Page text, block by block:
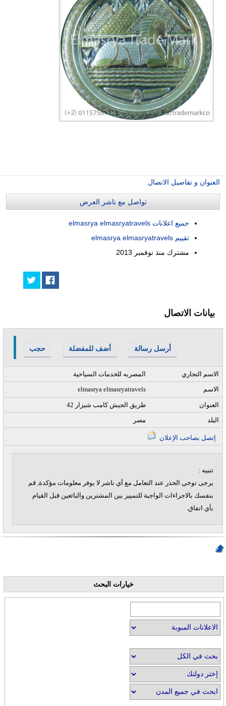
العنوان و تفاصيل الاتصال
تواصل مع ناشر العرض
جميع اعلانات elmasrya elmasryatravels
تقييم elmasrya elmasryatravels
مشترك منذ نوفمبر 2013
بيانات الاتصال
حجب أضف للمفضلة أرسل رسالة
المصريه للخدمات السياحية
الاسم التجاري
elmasrya elmasryatravels
الاسم
42 طريق الجيش كامب شيزار
العنوان
مصر
البلد
تنبيه :
يرجى توخي الحذر عند التعامل مع أي ناشر لا يوفر معلومات مؤكدة, قم
بنفسك بالاجراءات الواجبة للتمييز بين المشترين والبائعين قبل القيام
بأي اتفاق.
خيارات البحث